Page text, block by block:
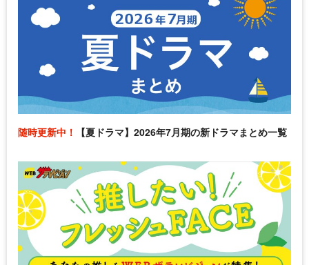
随時更新中！ 【夏ドラマ】2026年7月期の新ドラマまとめ一覧